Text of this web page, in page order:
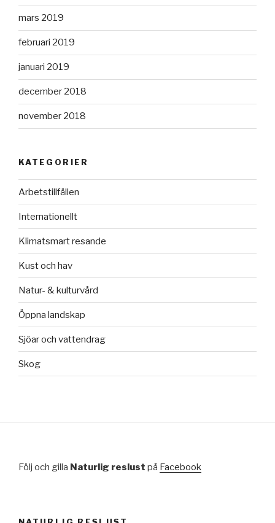
mars 2019
februari 2019
januari 2019
december 2018
november 2018
KATEGORIER
Arbetstillfällen
Internationellt
Klimatsmart resande
Kust och hav
Natur- & kulturvård
Öppna landskap
Sjöar och vattendrag
Skog
Följ och gilla Naturlig reslust på Facebook